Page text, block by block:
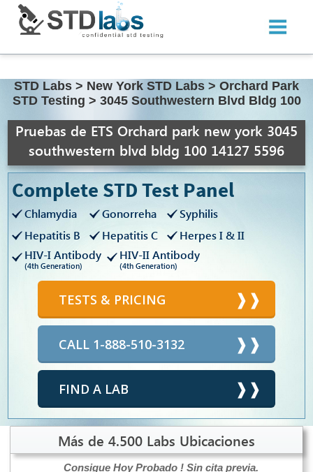
STD Labs > New York STD Labs > Orchard Park
STD Testing > 3045 Southwestern Blvd Bldg 100
Pruebas de ETS Orchard park new york 3045
southwestern blvd bldg 100 14127 5596
Complete STD Test Panel
Chlamydia Gonorreha
Syphilis
Hepatitis B
Hepatitis C
Herpes I & II
HIV-I Antibody
(4th Generation)
HIV-II Antibody
(4th Generation)
TESTS & PRICING
CALL 1-888-510-3132
FIND A LAB
Más de 4.500 Labs Ubicaciones
Consigue Hoy Probado ! Sin cita previa.